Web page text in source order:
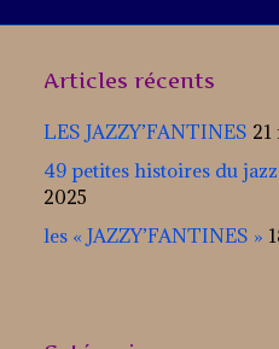
Articles récents
LES JAZZY’FANTINES
49 petites histoires du jazz
2025
les « JAZZY’FANTINES »